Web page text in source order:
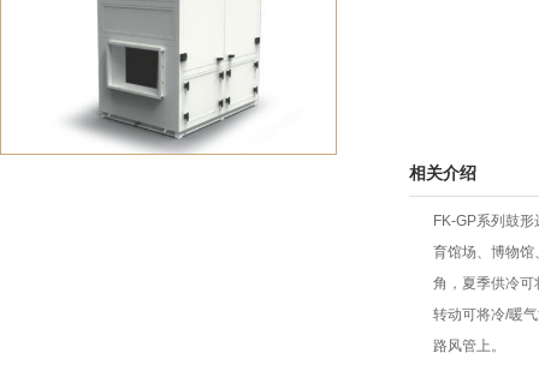
相关介绍
FK-GP系列鼓
育馆场、博物馆
角，夏季供冷可
转动可将冷/暖
路风管上。